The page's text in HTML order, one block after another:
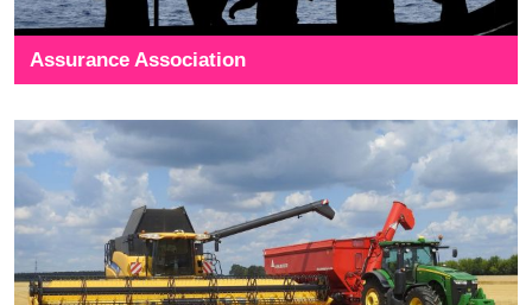
Assurance Association